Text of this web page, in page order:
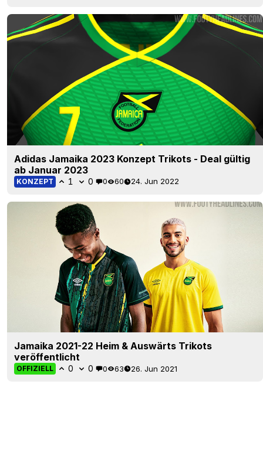
Adidas Jamaika 2023 Konzept Trikots - Deal gültig
ab Januar 2023
KONZEPT 1 0 0 60 24. Jun 2022
Jamaika 2021-22 Heim & Auswärts Trikots
veröffentlicht
OFFIZIELL 0 0 0 63 26. Jun 2021